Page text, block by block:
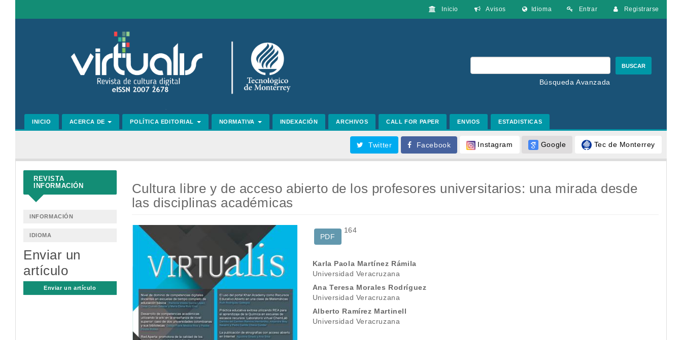
Entrar Registrarse
Inicio Avisos Idioma
BUSCAR
Búsqueda Avanzada
INICIO ACERCA DE POLÍTICA EDITORIAL NORMATIVA INDEXACIÓN ARCHIVOS CALL FOR PAPER ENVIOS ESTADISTICAS
Twitter Facebook Instagram Google Tec de Monterrey
REVISTA
INFORMACIÓN
INFORMACIÓN
IDIOMA
Enviar un
artículo
Enviar un artículo
Cultura libre y de acceso abierto de los profesores universitarios: una mirada desde
las disciplinas académicas
Barra
lateral
del
artículo
164
PDF
Contenido
principal
del
artículo
Karla Paola Martínez Rámila
Universidad Veracruzana
Ana Teresa Morales Rodríguez
Universidad Veracruzana
Alberto Ramírez Martinell
Universidad Veracruzana